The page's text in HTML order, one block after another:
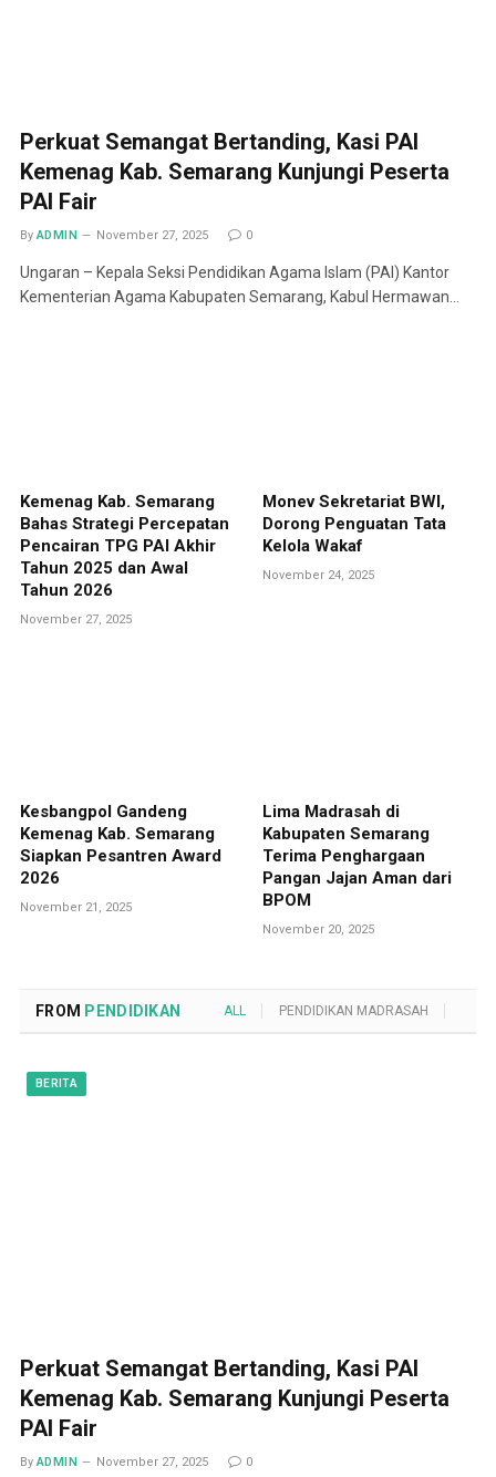
Perkuat Semangat Bertanding, Kasi PAI
Kemenag Kab. Semarang Kunjungi Peserta
PAI Fair
By ADMIN November 27, 2025 0
Ungaran – Kepala Seksi Pendidikan Agama Islam (PAI) Kantor
Kementerian Agama Kabupaten Semarang, Kabul Hermawan…
Kemenag Kab. Semarang
Bahas Strategi Percepatan
Pencairan TPG PAI Akhir
Tahun 2025 dan Awal
Tahun 2026
November 27, 2025
Monev Sekretariat BWI,
Dorong Penguatan Tata
Kelola Wakaf
November 24, 2025
Kesbangpol Gandeng
Kemenag Kab. Semarang
Siapkan Pesantren Award
2026
November 21, 2025
Lima Madrasah di
Kabupaten Semarang
Terima Penghargaan
Pangan Jajan Aman dari
BPOM
November 20, 2025
FROM PENDIDIKAN ALL PENDIDIKAN MADRASAH
BERITA
Perkuat Semangat Bertanding, Kasi PAI
Kemenag Kab. Semarang Kunjungi Peserta
PAI Fair
By ADMIN November 27, 2025 0